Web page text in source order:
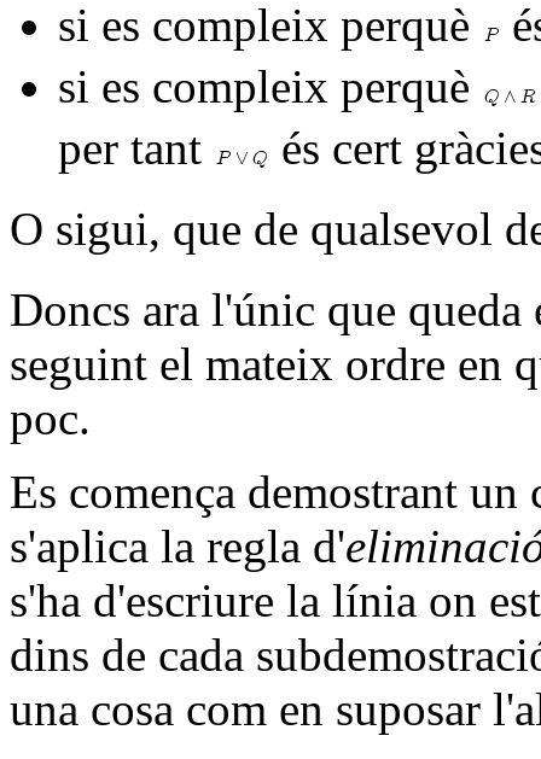
si es compleix perquè
si es compleix perquè
per tant
és cert
O sigui, que de qualsevol
Doncs ara l'únic que
seguint el mateix ordre en
poc.
Es comença demostrant
s'aplica la regla d'
s'ha d'escriure la línia on
dins de cada
una cosa com en suposar